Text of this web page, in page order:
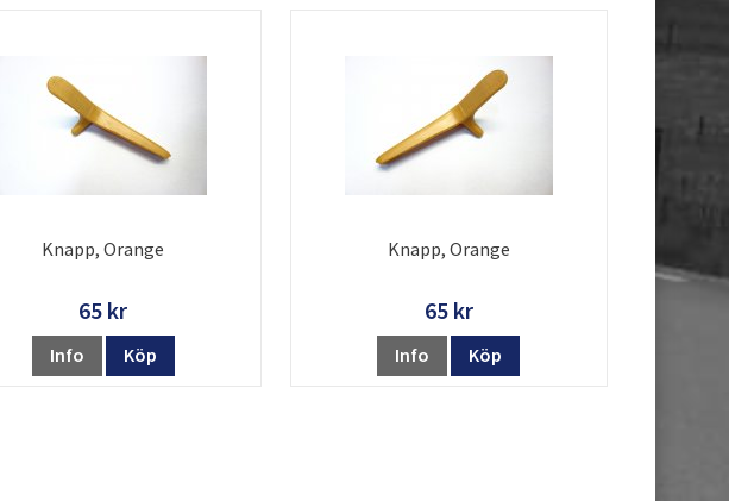
Knapp, Orange
65 kr
Info Köp
Knapp, Orange
65 kr
Info Köp